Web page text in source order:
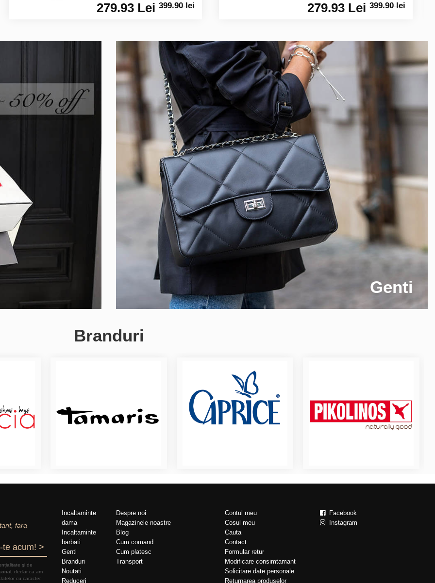
279.93 Lei399.90 lei 279.93 Lei399.90 lei
Genti
Branduri
fara
te acum! >
şi de
declar ca am
cu caracter
Incaltaminte
dama
Incaltaminte
barbati
Genti
Branduri
Noutati
Reduceri
Despre noi
Magazinele noastre
Blog
Cum comand
Cum platesc
Transport
Contul meu
Cosul meu
Cauta
Contact
Formular retur
Modificare consimtamant
Solicitare date personale
Returnarea produselor
Facebook
Instagram